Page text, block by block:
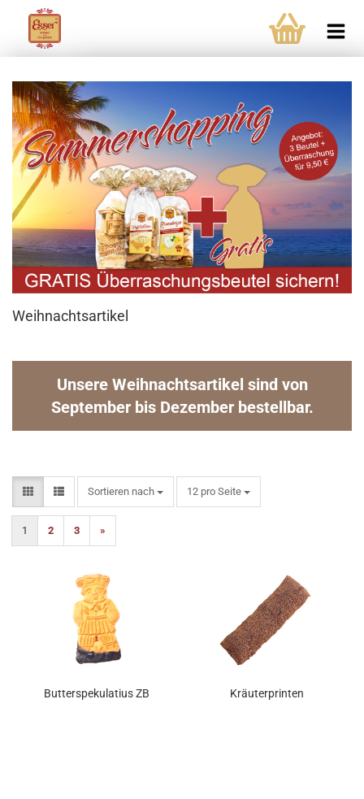
Weihnachtsartikel
Unsere Weihnachtsartikel sind von
September bis Dezember bestellbar.
Sortieren nach
Sortieren nach 12 pro Seite
pro Seite
1 2 3 »
Butterspekulatius ZB Kräuterprinten